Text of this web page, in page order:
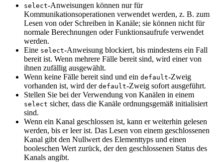
select-Anweisungen können nur für
Kommunikationsoperationen verwendet werden, z. B. zum
Lesen von oder Schreiben in Kanäle; sie können nicht für
normale Berechnungen oder Funktionsaufrufe verwendet
werden.
Eine select-Anweisung blockiert, bis mindestens ein Fall
bereit ist. Wenn mehrere Fälle bereit sind, wird einer von
ihnen zufällig ausgewählt.
Wenn keine Fälle bereit sind und ein default-Zweig
vorhanden ist, wird der default-Zweig sofort ausgeführt.
Stellen Sie bei der Verwendung von Kanälen in einem
select sicher, dass die Kanäle ordnungsgemäß initialisiert
sind.
Wenn ein Kanal geschlossen ist, kann er weiterhin gelesen
werden, bis er leer ist. Das Lesen von einem geschlossenen
Kanal gibt den Nullwert des Elementtyps und einen
booleschen Wert zurück, der den geschlossenen Status des
Kanals angibt.